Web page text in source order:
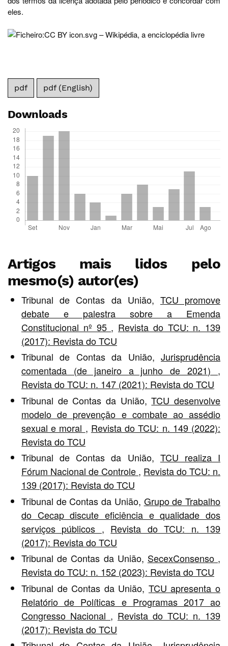
eles.
pdf pdf (English)
Downloads
Artigos mais lidos pelo
mesmo(s) autor(es)
Tribunal de Contas da União, TCU promove
debate e palestra sobre a Emenda
Constitucional nº 95 , Revista do TCU: n. 139
(2017): Revista do TCU
Tribunal de Contas da União, Jurisprudência
comentada (de janeiro a junho de 2021) ,
Revista do TCU: n. 147 (2021): Revista do TCU
Tribunal de Contas da União,TCU desenvolve
modelo de prevenção e combate ao assédio
sexual e moral , Revista do TCU: n. 149 (2022):
Revista do TCU
Tribunal de Contas da União, TCU realiza I
Fórum Nacional de Controle , Revista do TCU: n.
139 (2017): Revista do TCU
Tribunal de Contas da União, Grupo de Trabalho
do Cecap discute eficiência e qualidade dos
serviços públicos , Revista do TCU: n. 139
(2017): Revista do TCU
Tribunal de Contas da União, SecexConsenso ,
Revista do TCU: n. 152 (2023): Revista do TCU
Tribunal de Contas da União, TCU apresenta o
Relatório de Políticas e Programas 2017 ao
Congresso Nacional , Revista do TCU: n. 139
(2017): Revista do TCU